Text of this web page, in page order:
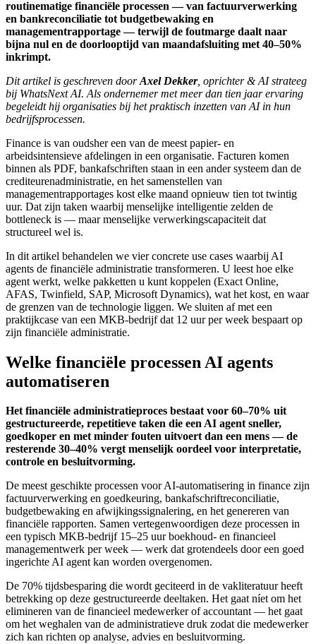
routinematige financiële processen — van factuurverwerking
en bankreconciliatie tot budgetbewaking en
managementrapportage — terwijl de foutmarge daalt naar
bijna nul en de doorlooptijd van maandafsluiting met 40–50%
inkrimpt.
Dit artikel is geschreven doorAxel Dekker, oprichter & AI strateeg
bij WhatsNext AI. Als ondernemer met meer dan tien jaar ervaring
begeleidt hij organisaties bij het praktisch inzetten van AI in hun
bedrijfsprocessen.
Finance is van oudsher een van de meest papier- en
arbeidsintensieve afdelingen in een organisatie. Facturen komen
binnen als PDF, bankafschriften staan in een ander systeem dan de
crediteurenadministratie, en het samenstellen van
managementrapportages kost elke maand opnieuw tien tot twintig
uur. Dat zijn taken waarbij menselijke intelligentie zelden de
bottleneck is — maar menselijke verwerkingscapaciteit dat
structureel wel is.
In dit artikel behandelen we vier concrete use cases waarbij AI
agents de financiële administratie transformeren. U leest hoe elke
agent werkt, welke pakketten u kunt koppelen (Exact Online,
AFAS, Twinfield, SAP, Microsoft Dynamics), wat het kost, en waar
de grenzen van de technologie liggen. We sluiten af met een
praktijkcase van een MKB-bedrijf dat 12 uur per week bespaart op
zijn financiële administratie.
Welke financiële processen AI agents
automatiseren
Het financiële administratieproces bestaat voor 60–70% uit
gestructureerde, repetitieve taken die een AI agent sneller,
goedkoper en met minder fouten uitvoert dan een mens — de
resterende 30–40% vergt menselijk oordeel voor interpretatie,
controle en besluitvorming.
De meest geschikte processen voor AI-automatisering in finance zijn
factuurverwerking en goedkeuring, bankafschriftreconciliatie,
budgetbewaking en afwijkingssignalering, en het genereren van
financiële rapporten. Samen vertegenwoordigen deze processen in
een typisch MKB-bedrijf 15–25 uur boekhoud- en financieel
managementwerk per week — werk dat grotendeels door een goed
ingerichte AI agent kan worden overgenomen.
De 70% tijdsbesparing die wordt geciteerd in de vakliteratuur heeft
betrekking op deze gestructureerde deeltaken. Het gaat níet om het
elimineren van de financieel medewerker of accountant — het gaat
om het weghalen van de administratieve druk zodat die medewerker
zich kan richten op analyse, advies en besluitvorming.